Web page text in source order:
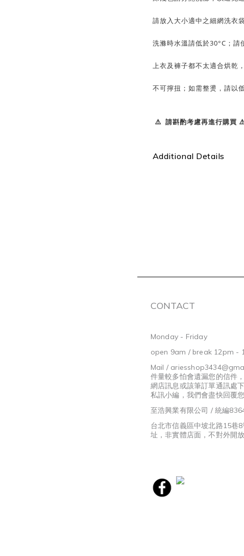
請放入大小適中之細網洗衣
洗滌時水溫請低於30°C；請
上衣及褲子都不太適合烘乾
不可擰扭；如需整燙，請以
⚠️ 請斟酌考慮再進行購買
Additional Details
CONTACT
Monday - Friday
open 9am / break 12pm -
Mail /
件量較多怕會遺漏您的信件
網店訊息或該筆訂單通訊處
私訊小編，我們會盡快回覆您
至浩興業有限公司 / 統編
台北市信義區中坡北路15巷
址，非實體店面，不對外開放